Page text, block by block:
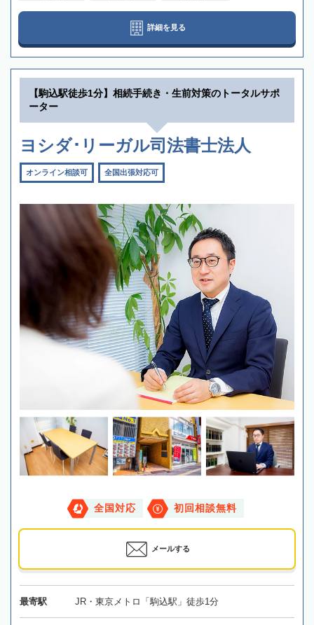
詳細を見る
【駒込駅徒歩1分】相続手続き・生前対策のトータルサポ
ーター
ヨシダ･リーガル司法書士法人
オンライン相談可 全国出張対応可
全国対応 初回相談無料
メールする
最寄駅 JR・東京メトロ「駒込駅」徒歩1分